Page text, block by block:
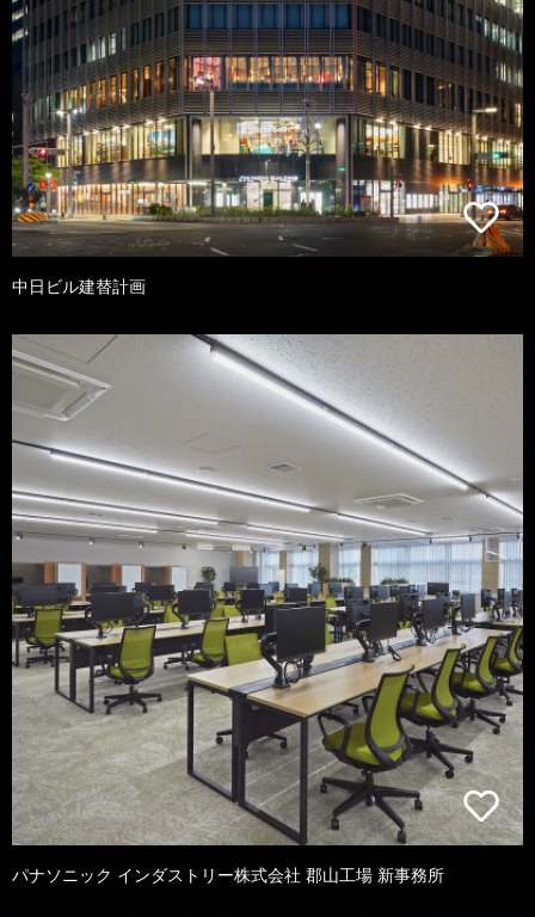
中日ビル建替計画
パナソニック インダストリー株式会社 郡山工場 新事務所